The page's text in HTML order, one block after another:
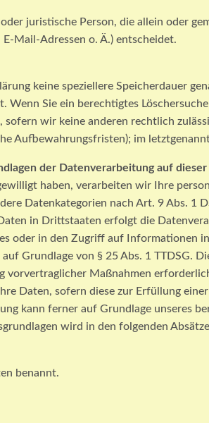
juristische Person, die allein oder
Mail-Adressen o. Ä.) entscheidet.
keine speziellere Speicherdauer
Sie ein berechtigtes
wir keine anderen rechtlich
Aufbewahrungsfristen); im
der Datenverarbeitung auf
haben, verarbeiten wir Ihre
Datenkategorien nach Art. 9 Abs. 1
in Drittstaaten erfolgt die
oder in den Zugriff auf Informationen
Grundlage von § 25 Abs. 1 TTDSG.
vorvertraglicher Maßnahmen
Daten, sofern diese zur Erfüllung
kann ferner auf Grundlage unseres
wird in den folgenden
benannt.